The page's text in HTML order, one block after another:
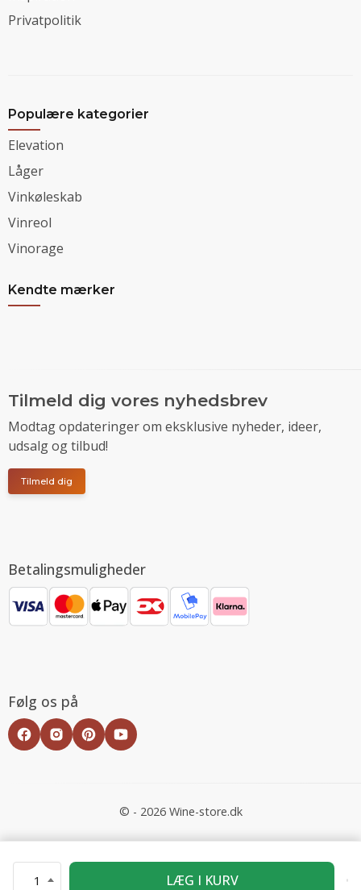
1 LÆG I KURV
Privatpolitik
Populære kategorier
Elevation
Låger
Vinkøleskab
Vinreol
Vinorage
Kendte mærker
Tilmeld dig vores nyhedsbrev
Modtag opdateringer om eksklusive nyheder, ideer,
udsalg og tilbud!
Tilmeld dig
Betalingsmuligheder
Følg os på
© - 2026 Wine-store.dk